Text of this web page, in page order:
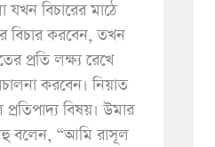
যখন বিচারের মাঠে
বিচার করবেন, তখন
প্রতি লক্ষ্য রেখে
করবেন। নিয়াত
বিষয়। উমার
বলেন, “আমি রাসূল